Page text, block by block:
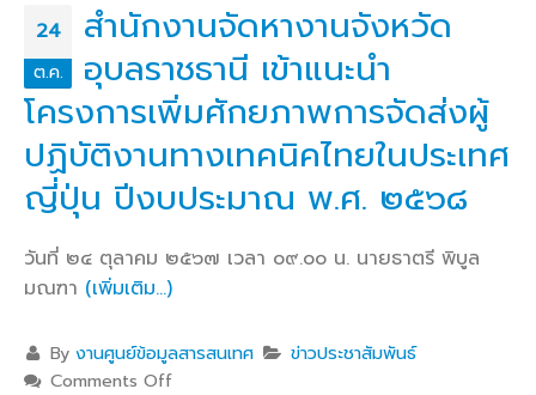
24
ต.ค.
สำนักงานจัดหางานจังหวัด
อุบลราชธานี เข้าแนะนำ
โครงการเพิ่มศักยภาพการจัดส่งผู้
ปฏิบัติงานทางเทคนิคไทยในประเทศ
ญี่ปุ่น ปีงบประมาณ พ.ศ. ๒๕๖๘
วันที่ ๒๔ ตุลาคม ๒๕๖๗ เวลา ๐๙.๐๐ น. นายธาตรี พิบูล
มณฑา (เพิ่มเติม…)
Byงานศูนย์ข้อมูลสารสนเทศ
ข่าวประชาสัมพันธ์
Comments Off